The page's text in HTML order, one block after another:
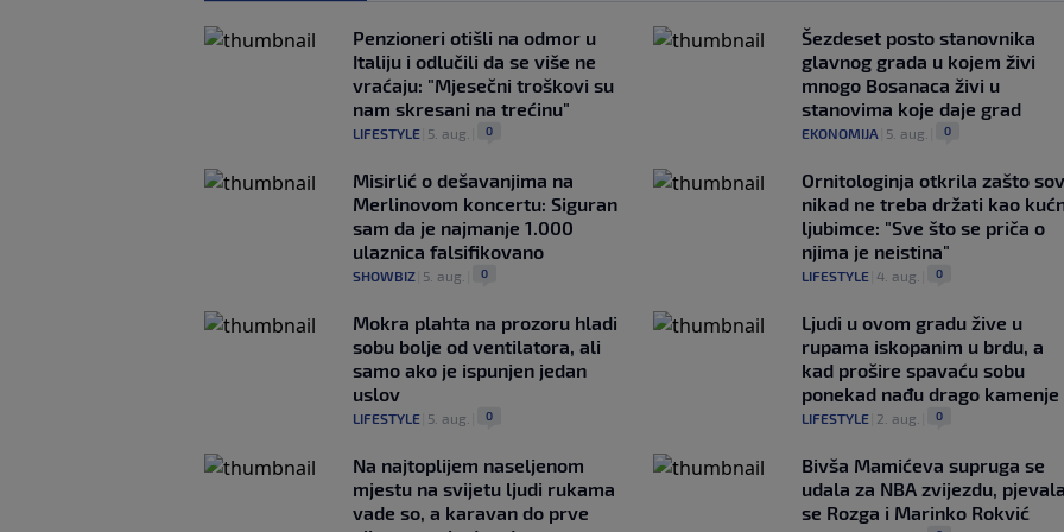
Penzioneri otišli na odmor u
Italiju i odlučili da se više ne
vraćaju: "Mjesečni troškovi su
nam skresani na trećinu"
LIFESTYLE 5. aug. 0
Šezdeset posto stanovnika
glavnog grada u kojem živi
mnogo Bosanaca živi u
stanovima koje daje grad
EKONOMIJA 5. aug. 0
Misirlić o dešavanjima na
Merlinovom koncertu: Siguran
sam da je najmanje 1.000
ulaznica falsifikovano
SHOWBIZ 5. aug. 0
Ornitologinja otkrila zašto
nikad ne treba držati kao
ljubimce: "Sve što se priča o
njima je neistina"
LIFESTYLE| 4. aug. 0
Mokra plahta na prozoru hladi
sobu bolje od ventilatora, ali
samo ako je ispunjen jedan
uslov
LIFESTYLE 5. aug. 0
Ljudi u ovom gradu žive u
rupama iskopanim u brdu, a
kad prošire spavaću sobu
ponekad nađu drago kamenje
LIFESTYLE| 2. aug. 0
Na najtoplijem naseljenom
mjestu na svijetu ljudi rukama
vade so, a karavan do prve
Bivša Mamićeva supruga se
udala za NBA zvijezdu, pjevala
se Rozga i Marinko Rokvić